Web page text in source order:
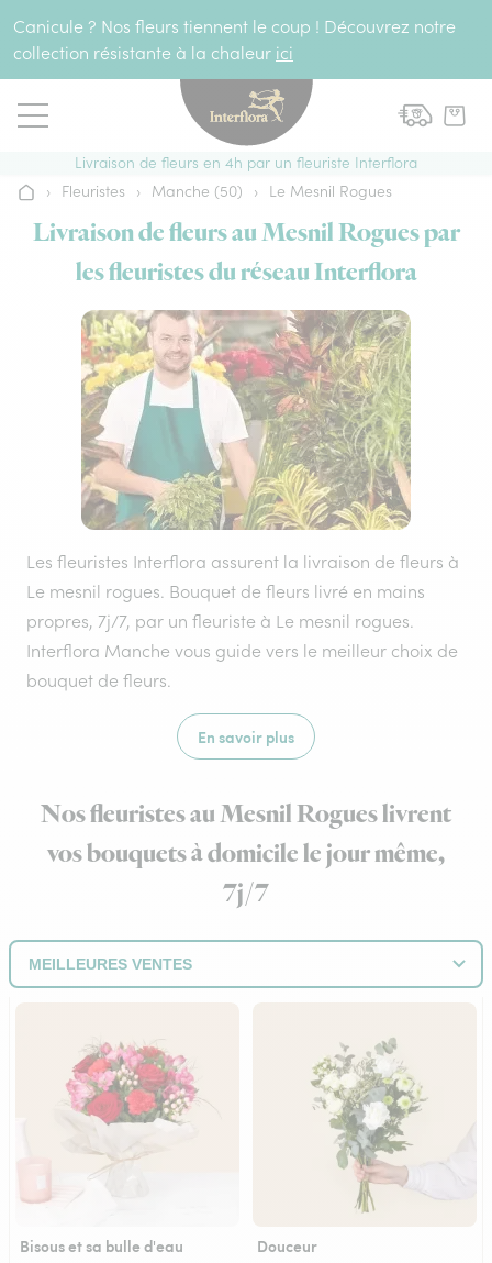
Canicule ? Nos fleurs tiennent le coup ! Découvrez notre
collection résistante à la chaleur ici
Livraison de fleurs en 4h par un fleuriste Interflora
Accueil
› Fleuristes › Manche (50) › Le Mesnil Rogues
Livraison de fleurs au Mesnil Rogues par
les fleuristes du réseau Interflora
Les fleuristes Interflora assurent la livraison de fleurs à
Le mesnil rogues. Bouquet de fleurs livré en mains
propres, 7j/7, par un fleuriste à Le mesnil rogues.
Interflora Manche vous guide vers le meilleur choix de
bouquet de fleurs.
En savoir plus
Nos fleuristes au Mesnil Rogues livrent
vos bouquets à domicile le jour même,
7j/7
Bisous et sa bulle d'eau Douceur